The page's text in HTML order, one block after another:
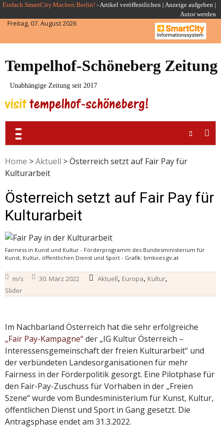
Skip
to
content
Einfach.SmartCity.Machen:Berlin! -Artikel veröffentlichen | Anzeige aufgeben |
Autor werden
Freitag, 07. August 2026
Tempelhof-Schöneberg Zeitung
Unabhängige Zeitung seit 2017
Home >Aktuell >Österreich setzt auf Fair Pay für
Kulturarbeit
Österreich setzt auf Fair Pay für
Kulturarbeit
Fairness in Kunst und Kultur - Förderprogramm des Bundesministerium für
Kunst, Kultur, öffentlichen Dienst und Sport - Grafik: bmkoes.gv.at
m/s 30. März 2022 Aktuell, Europa, Kultur,
Slider
Im Nachbarland Österreich hat die sehr erfolgreiche
„Fair Pay-Kampagne“der „IG Kultur Österreich –
Interessensgemeinschaft der freien Kulturarbeit“ und
der verbündeten Landesorganisationen für mehr
Fairness in der Förderpolitik gesorgt. Eine Pilotphase für
den Fair-Pay-Zuschuss für Vorhaben in der „Freien
Szene“ wurde vom Bundesministerium für Kunst, Kultur,
öffentlichen Dienst und Sport in Gang gesetzt. Die
Antragsphase endet am 31.3.2022.